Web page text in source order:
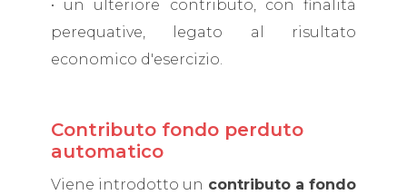
• un ulteriore contributo, con finalità
perequative, legato al risultato
economico d'esercizio.
Contributo fondo perduto
automatico
Viene introdotto un contributo a fondo